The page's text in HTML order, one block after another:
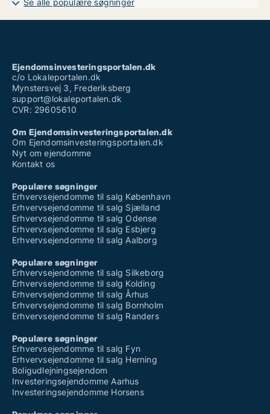
Butikslokaler til salg i Ans By
Butikslokaler til salg i Aulum
Butikslokaler til salg i Beder
Butikslokaler til salg i Bjerringbro
Butikslokaler til salg i Bording
Butikslokaler til salg i Brabrand
Butikslokaler til salg i Brande
Butikslokaler til salg i Brædstrup
Butikslokaler til salg i Bækmarksbro
Butikslokaler til salg i Bøvlingbjerg
Butikslokaler til salg i Daugård
Butikslokaler til salg i Egå
Butikslokaler til salg i Ejstrupholm
Butikslokaler til salg i Endelave
Butikslokaler til salg i Engesvang
Butikslokaler til salg i Flemming
Butikslokaler til salg i Fredericia
Butikslokaler til salg i Fur
Butikslokaler til salg i Fårup
Butikslokaler til salg i Fårvang
Butikslokaler til salg i Galten
Butikslokaler til salg i Gedsted
Butikslokaler til salg i Gedved
Butikslokaler til salg i Give
Butikslokaler til salg i Gjerlev J
Butikslokaler til salg i Gjern
Butikslokaler til salg i Glesborg
Butikslokaler til salg i Grenaa
Butikslokaler til salg i Haderup
Butikslokaler til salg i Hadsten
Butikslokaler til salg i Hammel
Butikslokaler til salg i Hampen
Butikslokaler til salg i Harboøre
Se alle populære søgninger
Ejendomsinvesteringsportalen.dk
c/o Lokaleportalen.dk
Mynstersvej 3, Frederiksberg
support@lokaleportalen.dk
CVR: 29605610
Om Ejendomsinvesteringsportalen.dk
Om Ejendomsinvesteringsportalen.dk
Nyt om ejendomme
Kontakt os
Populære søgninger
Erhvervsejendomme til salg København
Erhvervsejendomme til salg Sjælland
Erhvervsejendomme til salg Odense
Erhvervsejendomme til salg Esbjerg
Erhvervsejendomme til salg Aalborg
Populære søgninger
Erhvervsejendomme til salg Silkeborg
Erhvervsejendomme til salg Kolding
Erhvervsejendomme til salg Århus
Erhvervsejendomme til salg Bornholm
Erhvervsejendomme til salg Randers
Populære søgninger
Erhvervsejendomme til salg Fyn
Erhvervsejendomme til salg Herning
Boligudlejningsejendom
Investeringsejendomme Aarhus
Investeringsejendomme Horsens